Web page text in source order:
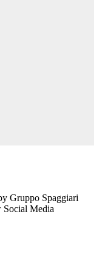
Gruppo Spaggiari
Media